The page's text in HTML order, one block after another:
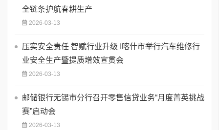
全链条护航春耕生产
2026-03-13
压实安全责任 智赋行业升级 I喀什市举行汽车维修行
业安全生产暨提质增效宣贯会
2026-03-13
邮储银行无锡市分行召开零售信贷业务“月度菁英挑战
赛”启动会
2026-03-13